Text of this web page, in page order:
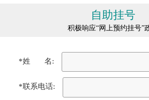
自助挂号
积极响应“网上预约挂号”
*姓 名:
*联系电话: